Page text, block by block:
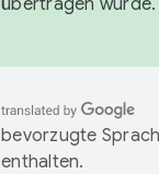
übertragen
bevorzugte
enthalten.